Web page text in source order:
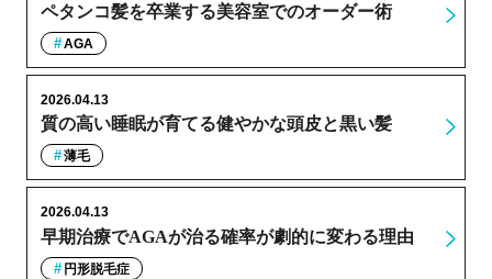
ペタンコ髪を卒業する美容室でのオーダー術
AGA
質の高い睡眠が育てる健やかな頭皮と黒い髪
2026.04.13
薄毛
早期治療でAGAが治る確率が劇的に変わる理由
2026.04.13
円形脱毛症